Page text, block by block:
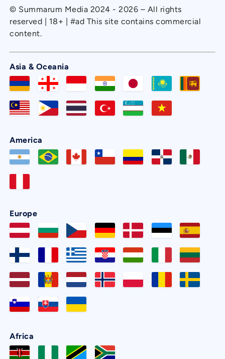
© Summarum Media 2024 - 2026 – All rights
reserved | 18+ | #ad This site contains commercial
content.
Asia & Oceania
America
Europe
Africa